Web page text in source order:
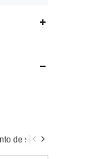
de seguidores 49%